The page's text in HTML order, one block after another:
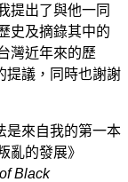
提出了與他一同
史及摘錄其中的
灣近年來的歷
提議，同時也謝謝
是來自我的第一本
的發展》
Black